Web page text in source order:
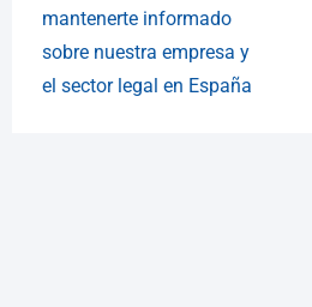
mantenerte informado
sobre nuestra empresa y
el sector legal en España